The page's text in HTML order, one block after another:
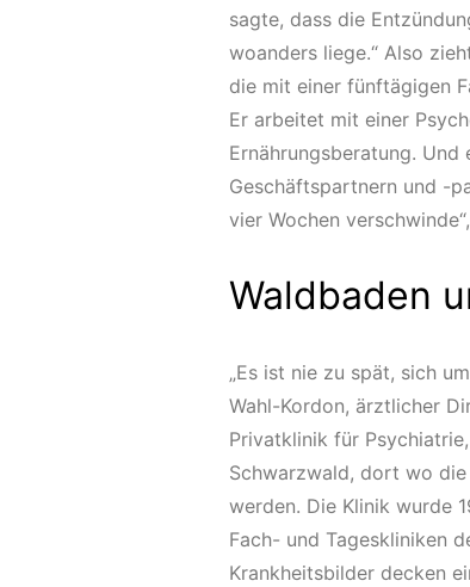
sagte, dass die
woanders liege.“ Also
die mit einer fünftägigen
Er arbeitet mit einer
Ernährungsberatung.
Geschäftspartnern und -
vier Wochen
Waldbaden
„Es ist nie zu spät, sich
Wahl-Kordon, ärztlicher
Privatklinik für
Schwarzwald, dort wo
werden. Die Klinik wurde
Fach- und Tageskliniken
Krankheitsbilder decken